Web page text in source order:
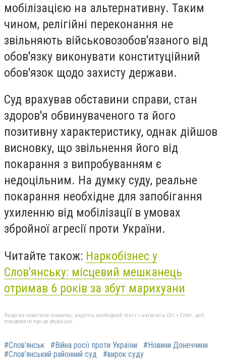
мобілізацією на альтернативну. Таким
чином, релігійні переконання не
звільняють військовозобов'язаного від
обов'язку виконувати конституційний
обов'язок щодо захисту держави.
Суд врахував обставини справи, стан
здоров'я обвинуваченого та його
позитивну характеристику, однак дійшов
висновку, що звільнення його від
покарання з випробуванням є
недоцільним. На думку суду, реальне
покарання необхідне для запобігання
ухиленню від мобілізації в умовах
збройної агресії проти України.
Читайте також: Наркобізнес у
Слов'янську: місцевий мешканець
отримав 6 років за збут марихуани
Якщо ви помітили помилку, виділіть необхідний текст і натисніть Ctrl + Enter, щоб
повідомити про це редакцію
#Слов'янськ #Війна росії проти України
#Новини Донеччини
#Слов’янський районний суд
#вирок суду